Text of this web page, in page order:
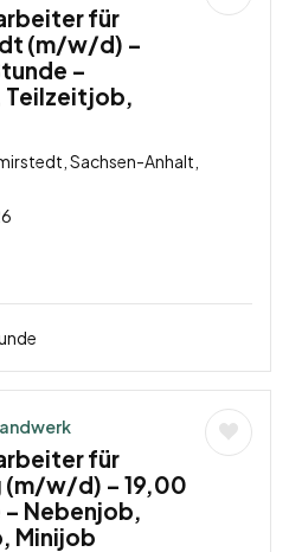
für
(m/w/d) –
–
Teilzeitjob,
Sachsen-Anhalt,
für
w/d) – 19,00
Nebenjob,
Minijob